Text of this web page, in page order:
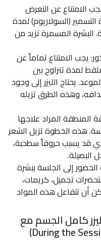
الامتناع عن التعرض
(السولاريوم) لمدة
البشرة المسمرة تزيد من
يجب الامتناع تماماً عن
لمدة تتراوح بين
يحتاج الليزر إلى وجود
وهذه الطرق تزيله
المنطقة المراد علاجها
من الجلسة. هذه الخطوة تزيل الشعر
قد يسبب حروقاً سطحية،
البصيلة.
إلى الجلسة ببشرة
تجميل، كريمات،
أن تتفاعل هذه المواد
كامل الجسم مع